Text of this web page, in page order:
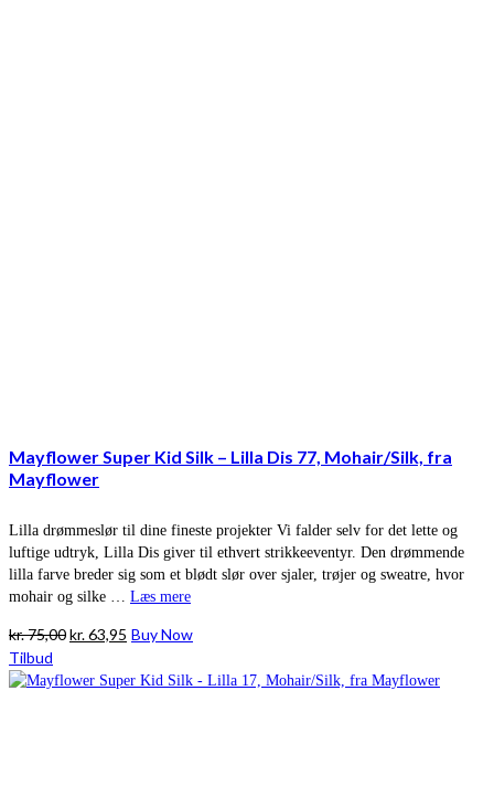
Mayflower Super Kid Silk – Lilla Dis 77, Mohair/Silk, fra
Mayflower
Lilla drømmeslør til dine fineste projekter Vi falder selv for det lette og
luftige udtryk, Lilla Dis giver til ethvert strikkeeventyr. Den drømmende
lilla farve breder sig som et blødt slør over sjaler, trøjer og sweatre, hvor
mohair og silke … Læs mere
kr.75,00Den
pris
kr.63,95 Den
pris
Buy Now
Tilbud